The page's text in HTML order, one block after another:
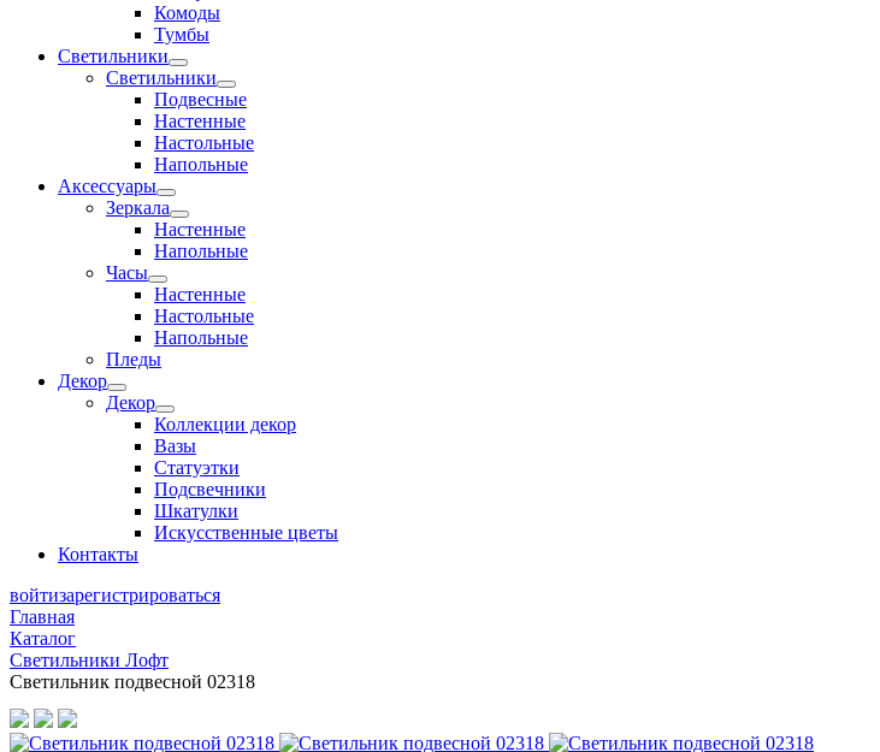
Комоды
Тумбы
Светильники
Светильники
Подвесные
Настенные
Настольные
Напольные
Аксессуары
Зеркала
Настенные
Напольные
Часы
Настенные
Настольные
Напольные
Пледы
Декор
Декор
Коллекции декор
Вазы
Статуэтки
Подсвечники
Шкатулки
Искусственные цветы
Контакты
войтизарегистрироваться
Главная
Каталог
Светильники Лофт
Светильник подвесной 02318